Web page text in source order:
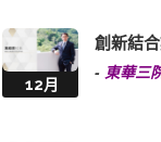
12月
創新結
- 東華三